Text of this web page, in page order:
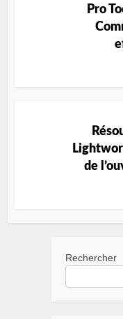
Pro
de
Rechercher